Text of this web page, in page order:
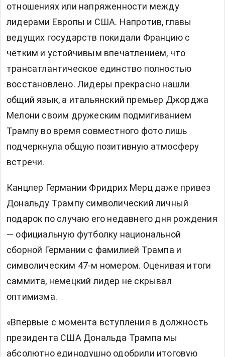
отношениях или напряженности между
лидерами Европы и США. Напротив, главы
ведущих государств покидали Францию с
чётким и устойчивым впечатлением, что
трансатлантическое единство полностью
восстановлено. Лидеры прекрасно нашли
общий язык, а итальянский премьер Джорджа
Мелони своим дружеским подмигиванием
Трампу во время совместного фото лишь
подчеркнула общую позитивную атмосферу
встречи.
Канцлер Германии Фридрих Мерц даже привез
Дональду Трампу символический личный
подарок по случаю его недавнего дня рождения
— официальную футболку национальной
сборной Германии с фамилией Трампа и
символическим 47-м номером. Оценивая итоги
саммита, немецкий лидер не скрывал
оптимизма.
«Впервые с момента вступления в должность
президента США Дональда Трампа мы
абсолютно единодушно одобрили итоговую